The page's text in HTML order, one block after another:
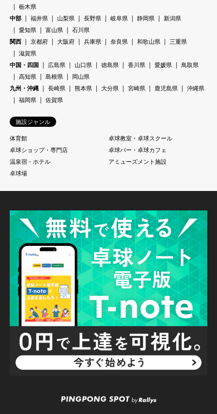
栃木県
中部
福井県 山梨県 長野県 岐阜県 静岡県
新潟県
愛知県
富山県
石川県
関西
京都府 大阪府 兵庫県 奈良県 和歌山県
三重県
滋賀県
中国・四国
広島県 山口県 徳島県 香川県 愛媛県
鳥取県
高知県
島根県
岡山県
九州・沖縄
長崎県 熊本県 大分県 宮崎県 鹿児島県
沖縄県
福岡県
佐賀県
施設ジャンル
体育館
卓球教室・卓球スクール
卓球ショップ・専門店
卓球バー・卓球カフェ
温泉宿・ホテル
アミューズメント施設
卓球場